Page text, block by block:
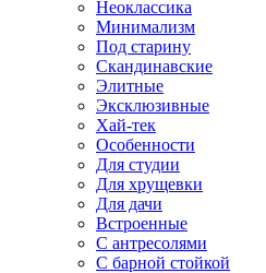
Неоклассика
Минимализм
Под старину
Скандинавские
Элитные
Эксклюзивные
Хай-тек
Особенности
Для студии
Для хрущевки
Для дачи
Встроенные
С антресолями
С барной стойкой